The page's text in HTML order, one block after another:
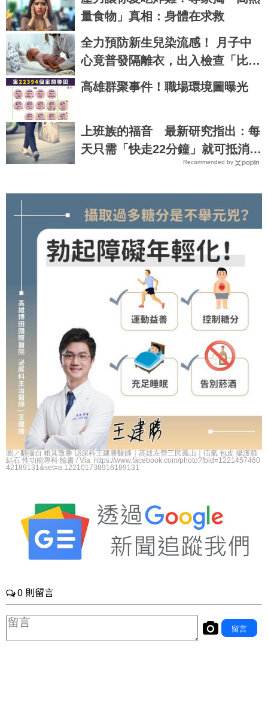
量食物」真相：身體在求救
全力預防新生兒染流感！ 月子中
心竟普發隔離衣，出入檢查「比新
冠時期更嚴格」
高雄群聚事件！職場環境圖曝光
上班族的福音 最新研究指出：每
天只需「快走22分鐘」就可抵消久
Recommended by
圖／翻攝自 粗其致勝 泌尿科王建勝醫師｜高雄左營三民鳳山｜疝氣 包皮 攝護腺
結石 性功能專科 臉書 / Via https://www.facebook.com/photo?fbid=1221457460
42189131&set=a.122101738916189131